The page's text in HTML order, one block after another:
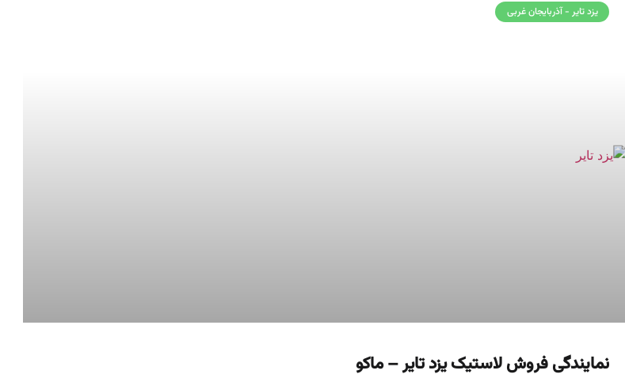
یزد تایر - آذربایجان غربی
نمایندگی فروش لاستیک یزد تایر – ماکو